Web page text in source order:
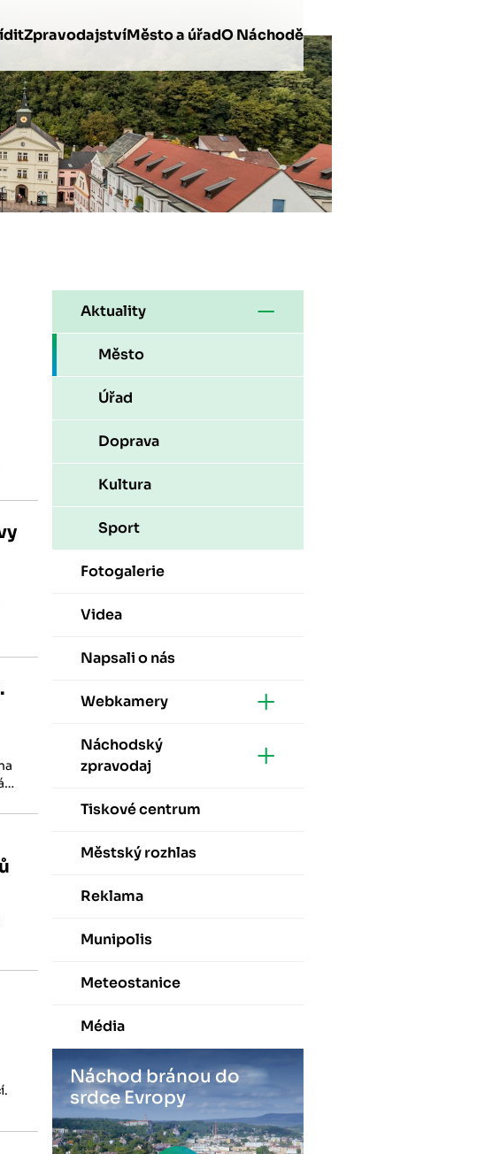
ZpravodajstvíMěsto a úřadO Náchodě
Aktuality
Město
Úřad
Doprava
Kultura
Sport
Fotogalerie
Videa
Napsali o nás
Webkamery
Náchodský
zpravodaj
Tiskové centrum
Městský rozhlas
Reklama
Munipolis
Meteostanice
Média
Náchod bránou do
srdce Evropy